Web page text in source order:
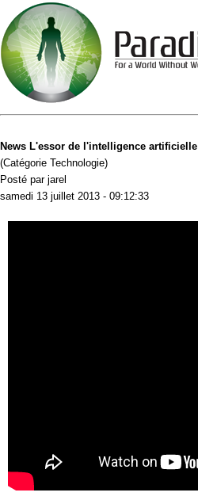
News L'essor de l'intelligence artificielle
(Catégorie Technologie)
Posté par jarel
samedi 13 juillet 2013 - 09:12:33